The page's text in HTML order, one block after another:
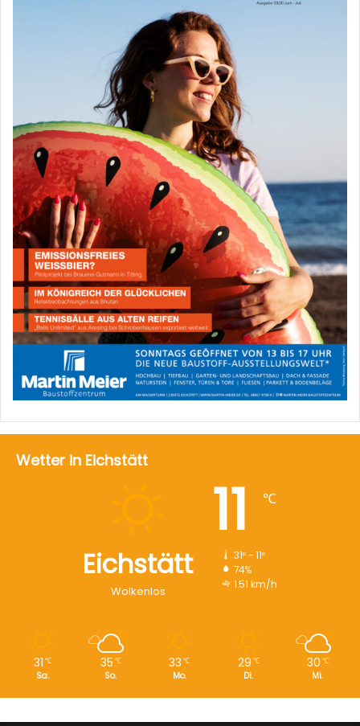
Wetter in Eichstätt
Eichstätt
Wolkenlos
11 ℃
31º - 11º
74%
1.51 km/h
31 ℃
Sa.
35 ℃
So.
33 ℃
Mo.
29 ℃
Di.
30 ℃
Mi.